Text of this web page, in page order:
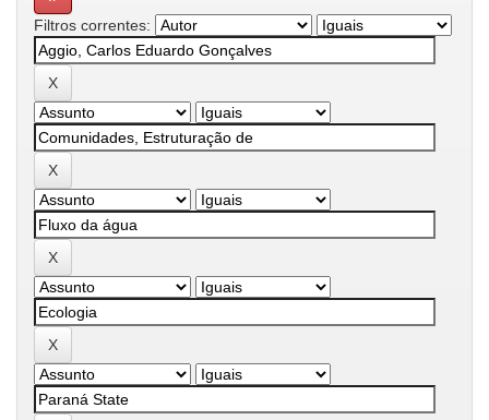
Filtros correntes: